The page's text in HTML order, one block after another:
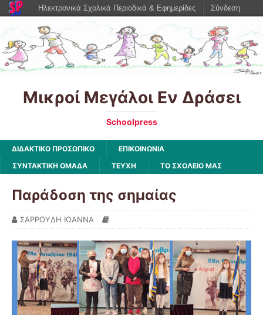
Μικροί Μεγάλοι Εν Δράσει
Schoolpress
ΔΙΔΑΚΤΙΚΟ ΠΡΟΣΩΠΙΚΟ
ΕΠΙΚΟΙΝΩΝΙΑ
ΣΥΝΤΑΚΤΙΚΗ ΟΜΑΔΑ
ΤΕΥΧΗ ΤΟ ΣΧΟΛΕΙΟ ΜΑΣ
Παράδοση της σημαίας
ΣΑΡΡΟΥΔΗ ΙΩΑΝΝΑ
Ηλεκτρονικά Σχολικά Περιοδικά & Εφημερίδες Σύνδεση